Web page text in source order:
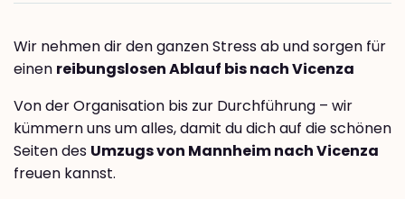
Wir nehmen dir den ganzen Stress ab und sorgen für
einen reibungslosen Ablauf bis nach Vicenza
Von der Organisation bis zur Durchführung – wir
kümmern uns um alles, damit du dich auf die schönen
Seiten des Umzugs von Mannheim nach Vicenza
freuen kannst.